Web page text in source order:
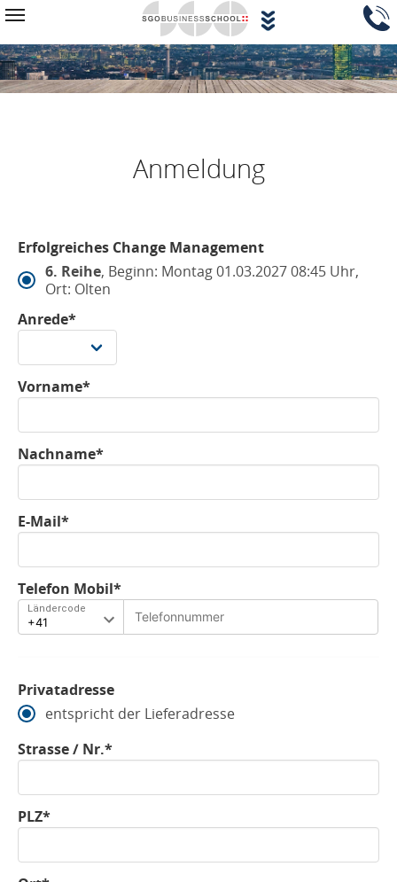
Zum Hauptinhalt springen
Navigationsblock überspringen
Toggle navigation
Anmeldung
Erfolgreiches Change Management
6. Reihe, Beginn: Montag 01.03.2027 08:45 Uhr,
Ort: Olten
Anrede*
Vorname*
Nachname*
E-Mail*
Telefon Mobil*
Ländercode
Privatadresse
entspricht der Lieferadresse
Strasse / Nr.*
PLZ*